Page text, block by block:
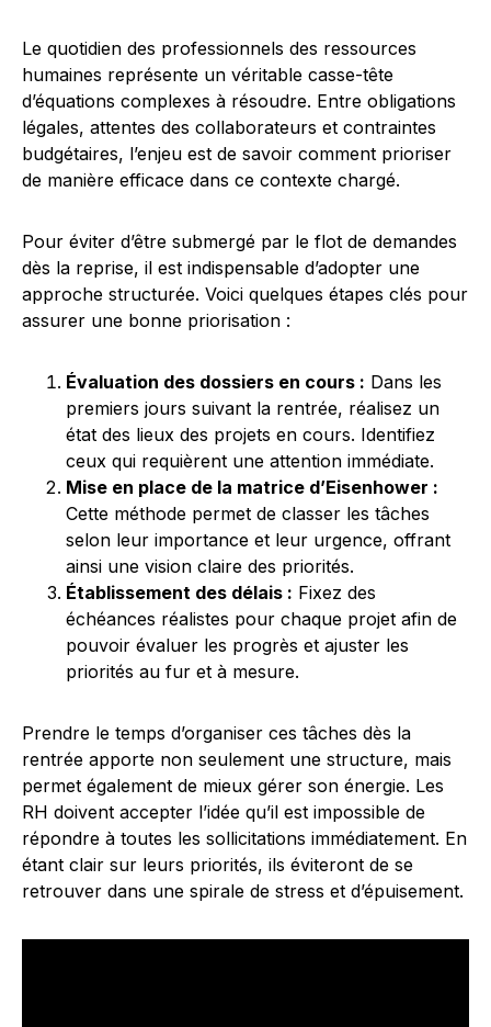
Le quotidien des professionnels des ressources
humaines représente un véritable casse-tête
d’équations complexes à résoudre. Entre obligations
légales, attentes des collaborateurs et contraintes
budgétaires, l’enjeu est de savoir comment prioriser
de manière efficace dans ce contexte chargé.
Pour éviter d’être submergé par le flot de demandes
dès la reprise, il est indispensable d’adopter une
approche structurée. Voici quelques étapes clés pour
assurer une bonne priorisation :
Évaluation des dossiers en cours : Dans les
premiers jours suivant la rentrée, réalisez un
état des lieux des projets en cours. Identifiez
ceux qui requièrent une attention immédiate.
Mise en place de la matrice d’Eisenhower :
Cette méthode permet de classer les tâches
selon leur importance et leur urgence, offrant
ainsi une vision claire des priorités.
Établissement des délais : Fixez des
échéances réalistes pour chaque projet afin de
pouvoir évaluer les progrès et ajuster les
priorités au fur et à mesure.
Prendre le temps d’organiser ces tâches dès la
rentrée apporte non seulement une structure, mais
permet également de mieux gérer son énergie. Les
RH doivent accepter l’idée qu’il est impossible de
répondre à toutes les sollicitations immédiatement. En
étant clair sur leurs priorités, ils éviteront de se
retrouver dans une spirale de stress et d’épuisement.